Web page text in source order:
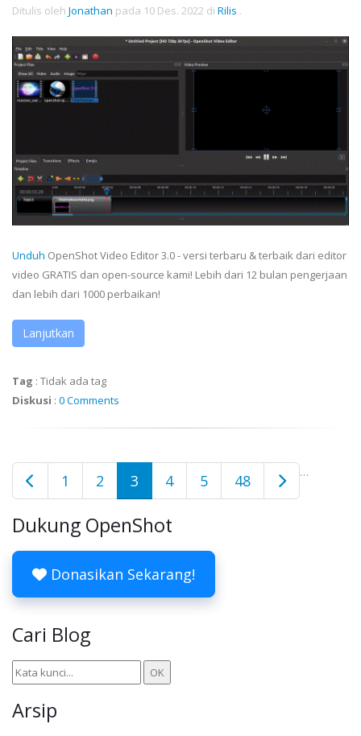
Ditulis oleh Jonathan pada 10 Des. 2022 di Rilis .
Unduh OpenShot Video Editor 3.0 - versi terbaru & terbaik dari editor
video GRATIS dan open-source kami! Lebih dari 12 bulan pengerjaan
dan lebih dari 1000 perbaikan!
Lanjutkan
Tag : Tidak ada tag
Diskusi : 0 Comments
1 2 3 4 5 …
48
Dukung OpenShot
Donasikan Sekarang!
Cari Blog
Arsip